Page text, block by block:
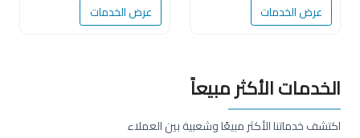
عرض الخدمات عرض الخدمات
الخدمات الأكثر مبيعاً
اكتشف خدماتنا الأكثر مبيعًا وشعبية بين العملاء